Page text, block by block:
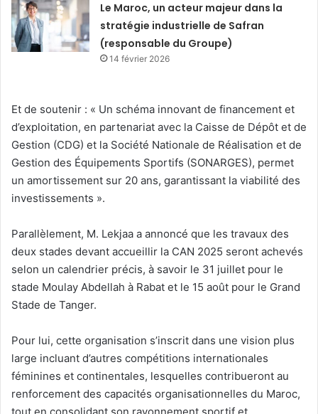
Le Maroc, un acteur majeur dans la
stratégie industrielle de Safran
(responsable du Groupe)
14 février 2026
Et de soutenir : « Un schéma innovant de financement et
d’exploitation, en partenariat avec la Caisse de Dépôt et de
Gestion (CDG) et la Société Nationale de Réalisation et de
Gestion des Équipements Sportifs (SONARGES), permet
un amortissement sur 20 ans, garantissant la viabilité des
investissements ».
Parallèlement, M. Lekjaa a annoncé que les travaux des
deux stades devant accueillir la CAN 2025 seront achevés
selon un calendrier précis, à savoir le 31 juillet pour le
stade Moulay Abdellah à Rabat et le 15 août pour le Grand
Stade de Tanger.
Pour lui, cette organisation s’inscrit dans une vision plus
large incluant d’autres compétitions internationales
féminines et continentales, lesquelles contribueront au
renforcement des capacités organisationnelles du Maroc,